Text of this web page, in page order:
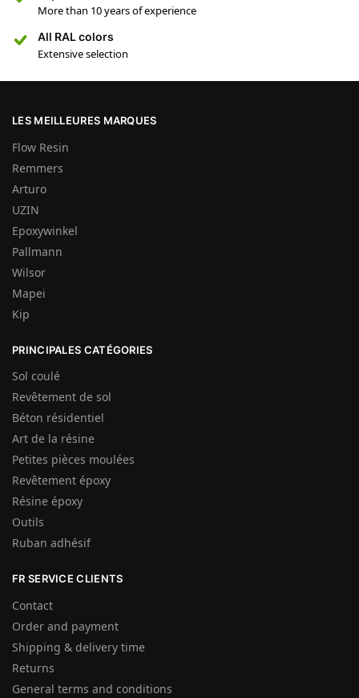
More than 10 years of experience
All RAL colors
Extensive selection
LES MEILLEURES MARQUES
Flow Resin
Remmers
Arturo
UZIN
Epoxywinkel
Pallmann
Wilsor
Mapei
Kip
PRINCIPALES CATÉGORIES
Sol coulé
Revêtement de sol
Béton résidentiel
Art de la résine
Petites pièces moulées
Revêtement époxy
Résine époxy
Outils
Ruban adhésif
FR SERVICE CLIENTS
Contact
Order and payment
Shipping & delivery time
Returns
General terms and conditions